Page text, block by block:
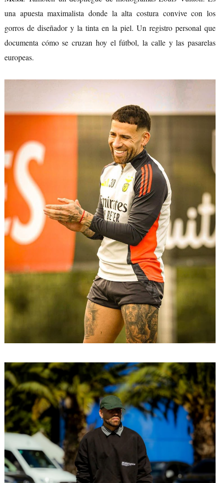
una apuesta maximalista donde la alta costura convive con los
gorros de diseñador y la tinta en la piel. Un registro personal que
documenta cómo se cruzan hoy el fútbol, la calle y las pasarelas
europeas.